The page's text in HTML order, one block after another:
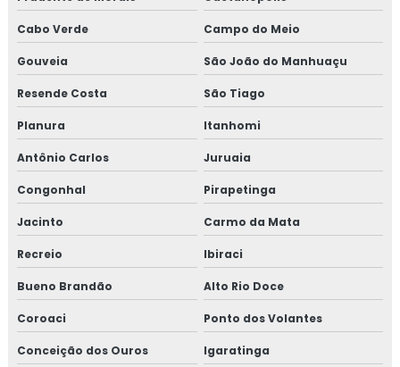
Cabo Verde Campo do Meio
Gouveia São João do Manhuaçu
Resende Costa São Tiago
Planura Itanhomi
Antônio Carlos Juruaia
Congonhal Pirapetinga
Jacinto Carmo da Mata
Recreio Ibiraci
Bueno Brandão Alto Rio Doce
Coroaci Ponto dos Volantes
Conceição dos Ouros Igaratinga